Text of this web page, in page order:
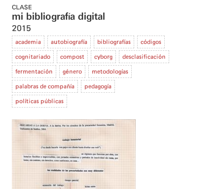
CLASE
mi bibliografía digital
2015
academia autobiografía bibliografías códigos
cognitariado compost cyborg desclasificación
fermentación género metodologías
palabras de compañía pedagogía
políticas públicas